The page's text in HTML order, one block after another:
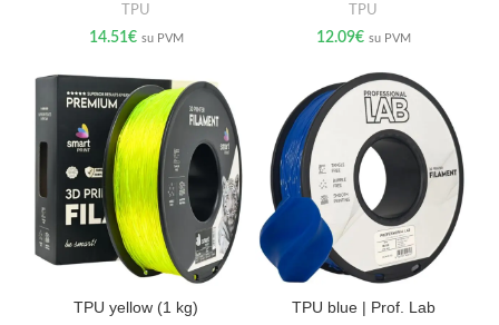
TPU
14.51€ su PVM
TPU
12.09€ su PVM
TPU yellow (1 kg) TPU blue | Prof. Lab